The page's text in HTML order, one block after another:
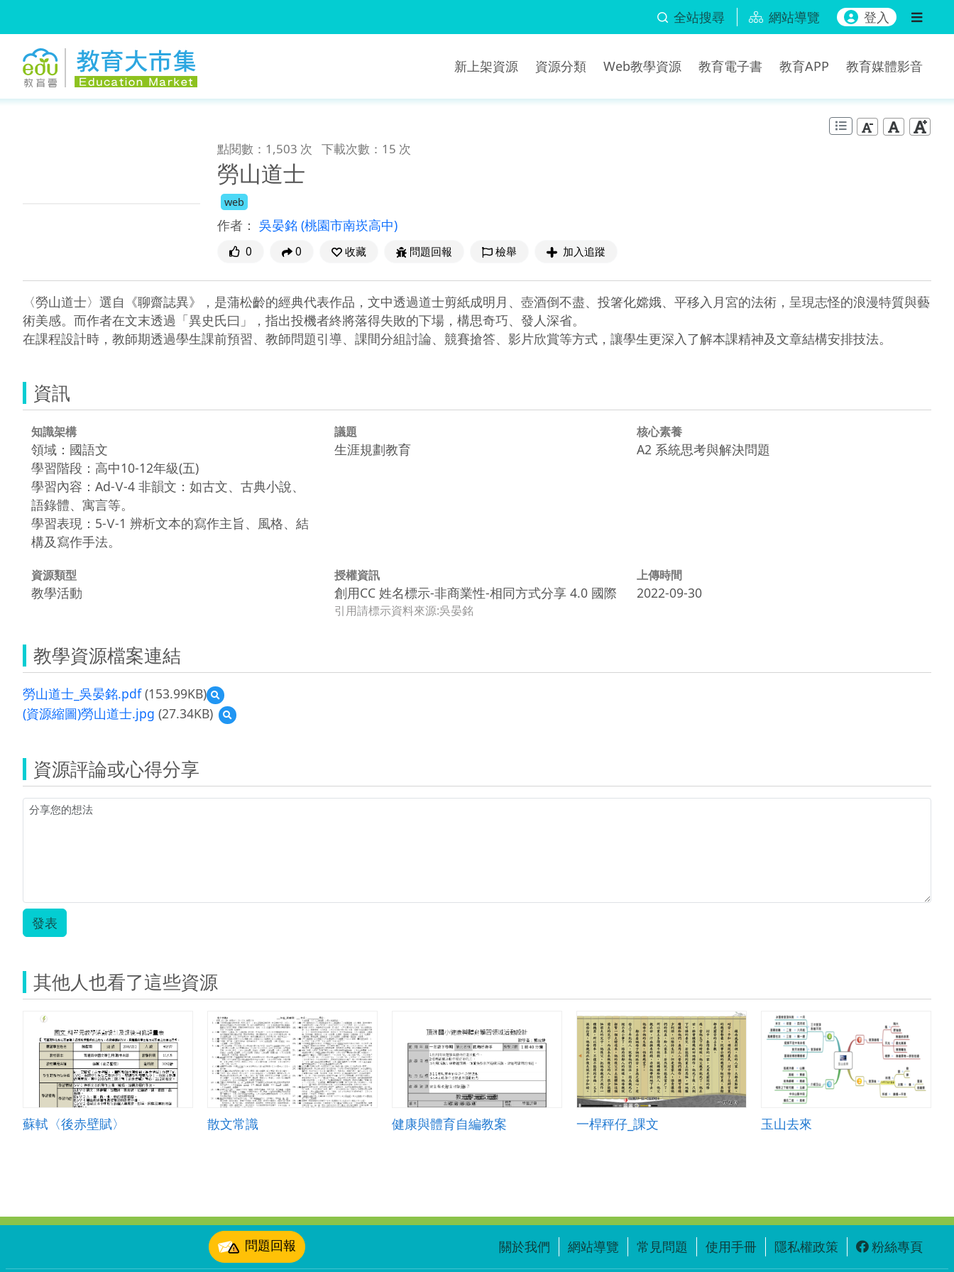
全站搜尋 網站導覽 登入
新上架資源 資源分類 Web教學資源 教育電子書 教育APP 教育媒體影音
點閱數：1,503 次 下載次數：15 次
勞山道士
web
作者： 吳晏銘 (桃園市南崁高中)
0 0 收藏 問題回報 檢舉 加入追蹤
〈勞山道士〉選自《聊齋誌異》，是蒲松齡的經典代表作品，文中透過道士剪紙成明月、壺酒倒不盡、投箸化嫦娥、平移入月宮的法術，呈現志怪的浪漫特質與藝
術美感。而作者在文末透過「異史氏曰」，指出投機者終將落得失敗的下場，構思奇巧、發人深省。
在課程設計時，教師期透過學生課前預習、教師問題引導、課間分組討論、競賽搶答、影片欣賞等方式，讓學生更深入了解本課精神及文章結構安排技法。
資訊
知識架構
領域：國語文
學習階段：高中10-12年級(五)
學習內容：Ad-Ⅴ-4 非韻文：如古文、古典小說、
語錄體、寓言等。
學習表現：5-Ⅴ-1 辨析文本的寫作主旨、風格、結
構及寫作手法。
議題
生涯規劃教育
核心素養
A2 系統思考與解決問題
資源類型
教學活動
授權資訊
創用CC 姓名標示-非商業性-相同方式分享 4.0 國際
引用請標示資料來源:吳晏銘
上傳時間
2022-09-30
教學資源檔案連結
勞山道士_吳晏銘.pdf(153.99KB)
預
覽
勞
吳
晏
(資源縮圖)勞山道士.jpg (27.34KB)
預
覽
勞
資源評論或心得分享
發表
其他人也看了這些資源
蘇軾〈後赤壁賦〉 散文常識 健康與體育自編教案 一桿秤仔_課文 玉山去來
問題回報 關於我們 網站導覽 常見問題 使用手冊 隱私權政策 粉絲專頁